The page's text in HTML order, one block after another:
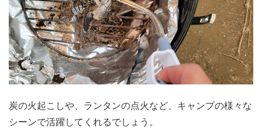
炭の火起こしや、ランタンの点火など、キャンプの様々な
シーンで活躍してくれるでしょう。